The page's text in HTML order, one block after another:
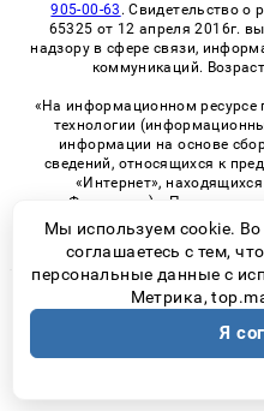
905-00-63 . Свидетельство
65325 от 12 апреля 2016г.
надзору в сфере связи,
коммуникаций.
«На информационном ресурсе
технологии
информации на основе
сведений, относящихся к
«Интернет»,
Федерации)». Правила
технологий в виджетах
© 2026
Возрастная
Политика
Мы используем cookie.
соглашаетесь с тем,
персональные данные с
Метрика,
Я